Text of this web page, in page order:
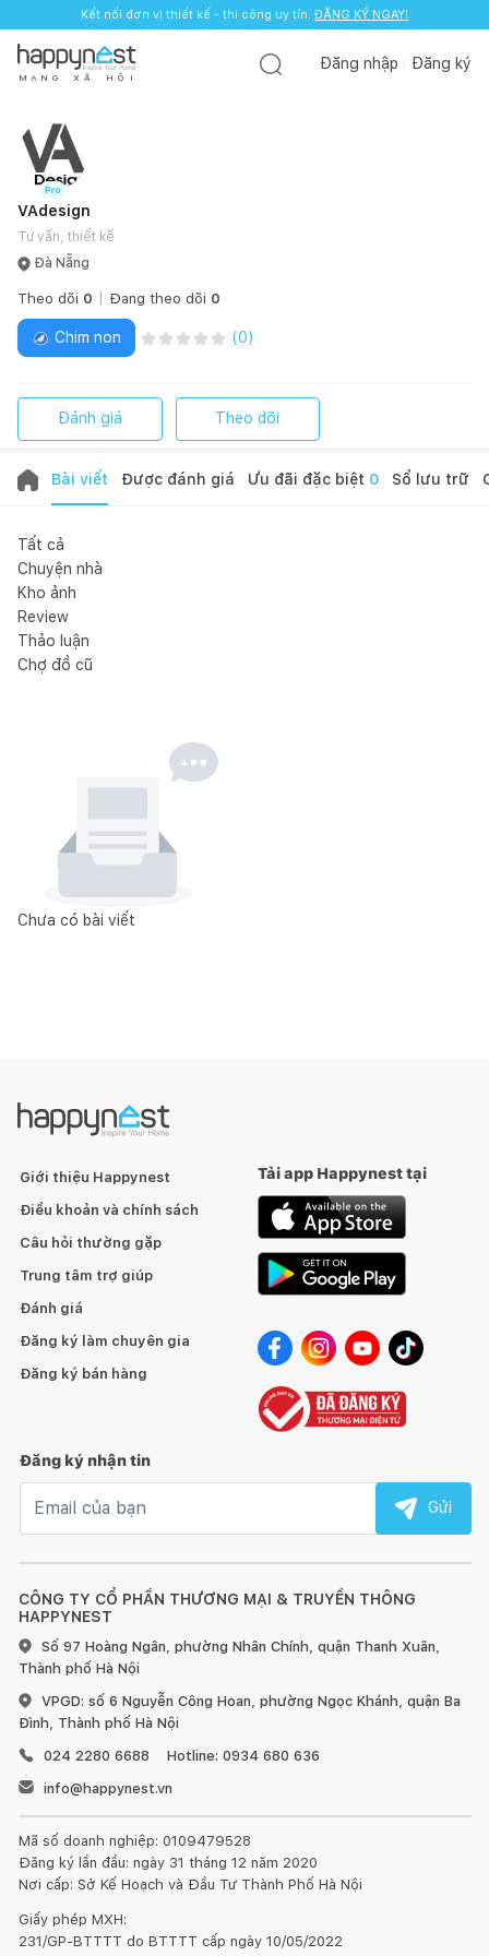
Kết nối đơn vị thiết kế - thi công uy tín. ĐĂNG KÝ NGAY!
M Ạ N G X Ã H Ộ I
Đăng nhập Đăng ký
VAdesign
Tư vấn, thiết kế
Đà Nẵng
Theo dõi 0 Đang theo dõi 0
Chim non (0)
Đánh giá Theo dõi
Bài viết Được đánh giá Ưu đãi đặc biệt 0 Sổ lưu trữ
Tất cả
Chuyện nhà
Kho ảnh
Review
Thảo luận
Chợ đồ cũ
Chưa có bài viết
CÔNG TY CỔ PHẦN THƯƠNG MẠI & TRUYỀN THÔNG
HAPPYNEST
Số 97 Hoàng Ngân, phường Nhân Chính, quận Thanh Xuân,
Thành phố Hà Nội
VPGD: số 6 Nguyễn Công Hoan, phường Ngọc Khánh, quận Ba
Đình, Thành phố Hà Nội
024 2280 6688
Hotline: 0934 680 636
info@happynest.vn
Mã số doanh nghiệp: 0109479528
Đăng ký lần đầu: ngày 31 tháng 12 năm 2020
Nơi cấp: Sở Kế Hoạch và Đầu Tư Thành Phố Hà Nội
Giấy phép MXH:
231/GP-BTTTT do BTTTT cấp ngày 10/05/2022
Giới thiệu Happynest
Điều khoản và chính sách
Câu hỏi thường gặp
Trung tâm trợ giúp
Đánh giá
Đăng ký làm chuyên gia
Đăng ký bán hàng
Tải app Happynest tại
Đăng ký nhận tin
Gửi